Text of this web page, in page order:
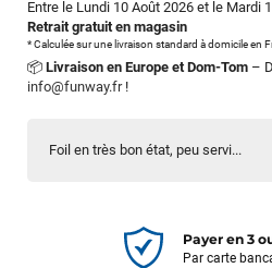
Foil en très bon état, peu servi...
Entre le Lundi 10 Août 2026 et le Mardi
Retrait gratuit en magasin
* Calculée sur une livraison standard à domicile en
📦 Livraison en Europe et Dom-Tom –
info@funway.fr!
Payer en 3
Par carte